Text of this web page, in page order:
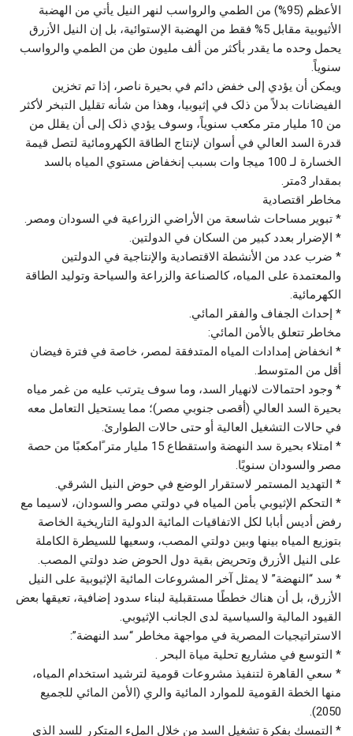
الأعظم (95%) من الطمي والرواسب لنهر النيل يأتي من الهضبة
الأثيوبية مقابل 5% فقط من الهضبة الإستوائية، بل إن النيل الأزرق
يحمل وحده ما يقدر بأکثر من ألف مليون طن من الطمي والرواسب
سنوياً.
ويمکن أن يؤدي إلى خفض دائم في بحيرة ناصر، إذا تم تخزين
الفيضانات بدلاً من ذلک في إثيوبيا، وهذا من شأنه تقليل التبخر لأکثر
من 10 مليار متر مکعب سنوياً، وسوف يؤدي ذلک إلى أن يقلل من
قدرة السد العالي في أسوان لإنتاج الطاقة الکهرومائية لتصل قيمة
الخسارة لـ 100 ميجا وات بسبب إنخفاض مستوي المياه بالسد
بمقدار 3متر.
مخاطر اقتصادية
* تبوير مساحات شاسعة من الأراضي الزراعية في السودان ومصر.
* الإضرار بعدد كبير من السكان في الدولتين.
* ضرب عدد من الأنشطة الاقتصادية والإنتاجية في الدولتين
والمعتمدة على المياه، كالصناعة والزراعة والسياحة وتوليد الطاقة
الكهرمائية.
* إحداث الجفاف والفقر المائي.
مخاطر تتعلق بالأمن المائي:
* انخفاض إمدادات المياه المتدفقة لمصر، خاصة في فترة فيضان
أقل من المتوسط.
* وجود احتمالات لانهيار السد، وما سوف يترتب عليه من غمر مياه
بحيرة السد العالي (أقصى جنوبي مصر)؛ مما يستحيل التعامل معه
في حالات التشغيل العالية أو حتى حالات الطوارئ.
* امتلاء بحيرة سد النهضة واستقطاع 15 مليار متر ًامكعبًا من حصة
مصر والسودان سنويًا.
* التهديد المستمر لاستقرار الوضع في حوض النيل الشرقي.
* التحكم الإثيوبي بأمن المياه في دولتي مصر والسودان، لاسيما مع
رفض أديس أبابا لكل الاتفاقيات المائية الدولية التاريخية الخاصة
بتوزيع المياه بينها وبين دولتي المصب، وسعيها للسيطرة الكاملة
على النيل الأزرق وتحريض بقية دول الحوض ضد دولتي المصب.
* سد “النهضة” لا يمثل آخر المشروعات المائية الإثيوبية على النيل
الأزرق، بل أن هناك خططًا مستقبلية لبناء سدود إضافية، تعيقها بعض
القيود المالية والسياسية لدى الجانب الإثيوبي.
الاستراتيجيات المصرية في مواجهة مخاطر “سد النهضة”:
* التوسع في مشاريع تحلية مياة البحر .
* سعي القاهرة لتنفيذ مشروعات قومية لترشيد استخدام المياه،
منها الخطة القومية للموارد المائية والري (الأمن المائي للجميع
2050).
* التمسك بفكرة تشغيل السد من خلال الملء المتكرر للسد الذي